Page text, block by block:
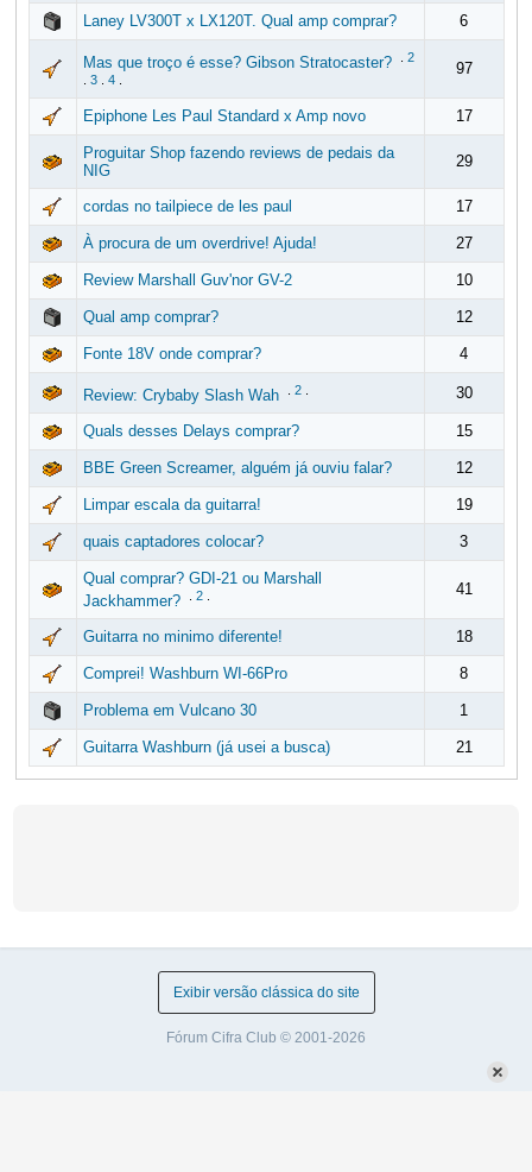
Laney LV300T x LX120T. Qual amp comprar? 6
Mas que troço é esse? Gibson Stratocaster?
2
3. 4.
97
Epiphone Les Paul Standard x Amp novo 17
Proguitar Shop fazendo reviews de pedais da
NIG
29
cordas no tailpiece de les paul 17
À procura de um overdrive! Ajuda! 27
Review Marshall Guv'nor GV-2 10
Qual amp comprar? 12
Fonte 18V onde comprar? 4
Review: Crybaby Slash Wah 2. 30
Quals desses Delays comprar? 15
BBE Green Screamer, alguém já ouviu falar? 12
Limpar escala da guitarra! 19
quais captadores colocar? 3
Qual comprar? GDI-21 ou Marshall
Jackhammer?
2. 41
Guitarra no minimo diferente! 18
Comprei! Washburn WI-66Pro 8
Problema em Vulcano 30 1
Guitarra Washburn (já usei a busca) 21
Exibir versão clássica do site
Fórum Cifra Club © 2001-2026